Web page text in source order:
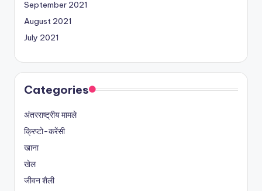
September 2021
August 2021
July 2021
Categories
अंतरराष्ट्रीय मामले
क्रिप्टो-करेंसी
खाना
खेल
जीवन शैली